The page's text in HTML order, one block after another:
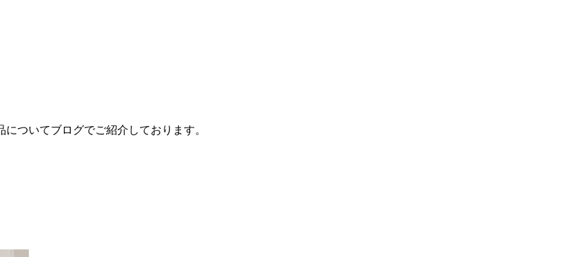
ついてブログでご紹介しております。